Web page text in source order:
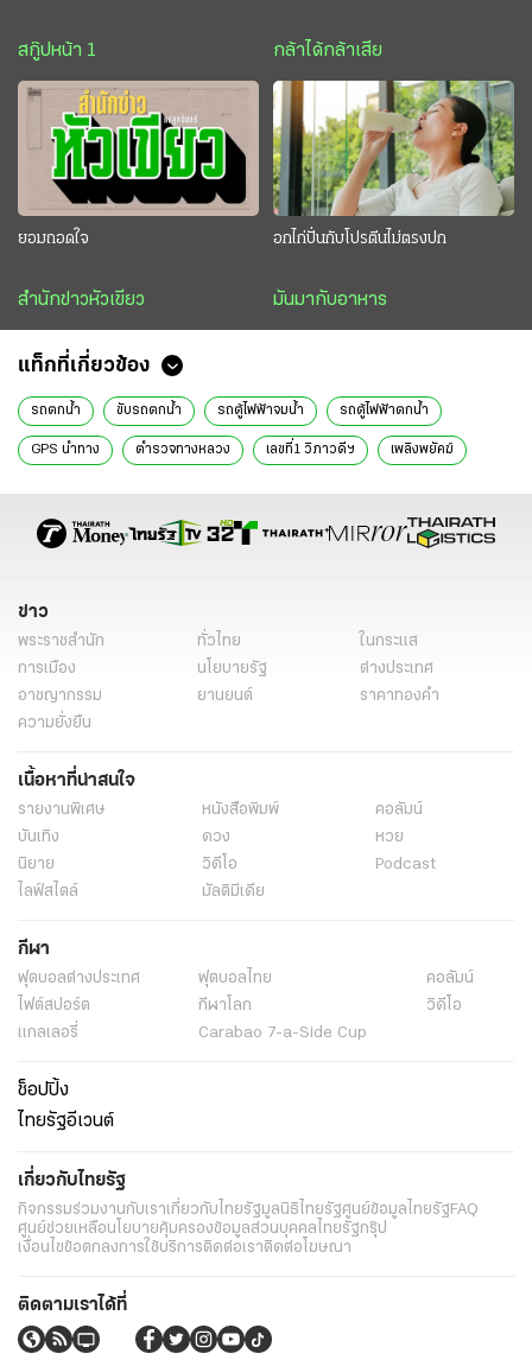
สกู๊ปหน้า 1 กล้าได้กล้าเสีย
ยอมถอดใจ
สำนักข่าวหัวเขียว
อกไก่ปั่นกับโปรตีนไม่ตรงปก
มันมากับอาหาร
แท็กที่เกี่ยวข้อง
รถตกน้ำ ขับรถตกน้ำ รถตู้ไฟฟ้าจมน้ำ รถตู้ไฟฟ้าตกน้ำ
GPS นำทาง ตำรวจทางหลวง เลขที่1 วิภาวดีฯ เพลิงพยัคฆ์
ข่าว
พระราชสำนัก ทั่วไทย
ในกระแส
การเมือง
นโยบายรัฐ
ต่างประเทศ
อาชญากรรม
ยานยนต์
ราคาทองคำ
ความยั่งยืน
เนื้อหาที่น่าสนใจ
รายงานพิเศษ หนังสือพิมพ์
คอลัมน์
บันเทิง
ดวง
หวย
นิยาย
วิดีโอ
Podcast
ไลฟ์สไตล์
มัลติมีเดีย
กีฬา
ฟุตบอลต่่างประเทศ ฟุตบอลไทย
คอลัมน์
ไฟต์สปอร์ต
กีฬาโลก
วิดีโอ
แกลเลอรี่
Carabao 7-a-Side Cup
ช็อปปิ้ง
ไทยรัฐอีเวนต์
เกี่ยวกับไทยรัฐ
กิจกรรมร่วมงานกับเราเกี่ยวกับไทยรัฐมูลนิธิไทยรัฐศูนย์ข้อมูลไทยรัฐFAQ
ศูนย์ช่วยเหลือนโยบายคุ้มครองข้อมูลส่วนบุคคลไทยรัฐกรุ๊ป
เงื่อนไขข้อตกลงการใช้บริการติดต่อเราติดต่อโฆษณา
ติดตามเราได้ที่